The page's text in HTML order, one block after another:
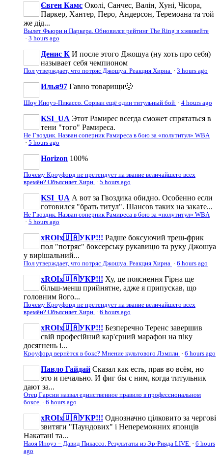
Євген Камс Околі, Санчес, Валін, Хуні, Чісора,
Паркер, Хантер, Перо, Андерсон, Теремоана та той
же дід...
Вылет Фьюри и Паркера. Обновился рейтинг The Ring в хэвивейте
· 3 hours ago
Денис К И после этого Джошуа (ну хоть про себя)
называет себя чемпионом
Пол утверждает, что потряс Джошуа. Реакция Хирна · 3 hours ago
Илья97 Гавно товарищи🙁
Шоу Иноуэ-Пикассо. Сорван ещё один титульный бой · 4 hours ago
KSI_UA Этот Рамирес всегда сможет спрятаться в
тени "того" Рамиреса.
Не Гвоздик. Назван соперник Рамиреса в бою за «полутитул» WBA
· 5 hours ago
Horizon 100%
Почему Кроуфорд не претендует на звание величайшего всех
времён? Объясняет Хирн · 5 hours ago
KSI_UA А вот за Гвоздика обидно. Особенно если
готовился "брать титул". Шансов таких на закате...
Не Гвоздик. Назван соперник Рамиреса в бою за «полутитул» WBA
· 5 hours ago
xROIx🇺🇦УКР!!! Радше боксуючий треш-фрик
пол "потряс" боксерську рукавицю та руку Джошуа
у вирішальний...
Пол утверждает, что потряс Джошуа. Реакция Хирна · 6 hours ago
xROIx🇺🇦УКР!!! Ху, це пояснення Гірна ще
більш-менш прийнятне, адже я припускав, що
головним його...
Почему Кроуфорд не претендует на звание величайшего всех
времён? Объясняет Хирн · 6 hours ago
xROIx🇺🇦УКР!!! Безперечно Теренс завершив
свій професійний кар'єрний марафон на піку
досягнень і...
Кроуфорд вернётся в бокс? Мнение культового Лэмпли · 6 hours ago
Павло Гайдай Сказал как есть, прав во всём, но
это и печально. И фиг бы с ним, когда титульник
дают за...
Отец Гарсии назвал единственное правило в профессиональном
боксе · 6 hours ago
xROIx🇺🇦УКР!!! Однозначно цілковито за чергові
звитяги "Паундових" і Непереможних японців
Накатані та...
Наоя Иноуэ – Давид Пикассо. Результаты из Эр-Рияда LIVE · 6 hours
ago